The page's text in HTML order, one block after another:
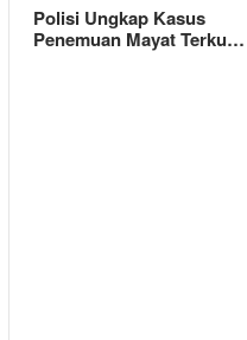
Polisi Ungkap Kasus
Penemuan Mayat Terku…